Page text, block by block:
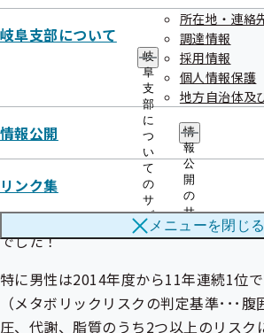
岐阜支部について
岐
阜
支
部
に
つ
い
て
の
サ
ブ
メ
ー
所在地・連絡
調達情報
採用情報
個人情報保護
地方自治体及
情報公開
情
報
公
開
の
サ
ブ
メ
ュ
リンク集
メニューを閉じる
ポイント
①岐阜支部加入者のメタボリ
の割合が低い。
男性 1位
女性 2位
でした！
特に男性は2014年度から11年連続1位で
（メタボリックリスクの判定基準･･･
圧、代謝、脂質のうち2つ以上のリスク